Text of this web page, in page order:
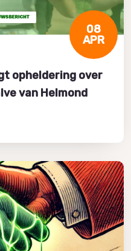
08
APR
opheldering over
van Helmond